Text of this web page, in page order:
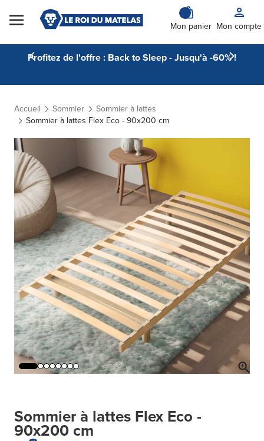
Skip to Content
Mon panier Mon compte
Profitez de l'offre : Back to Sleep - Jusqu'à -60% !
Accueil Sommier
Sommier à lattes
Sommier à lattes Flex Eco - 90x200 cm
Sommier à lattes Flex Eco -
90x200 cm